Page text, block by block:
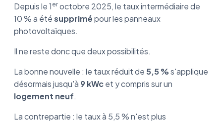
Depuis le 1 er octobre 2025, le taux intermédiaire de
10 % a étésupprimépour les panneaux
photovoltaïques.
Il ne reste donc que deux possibilités.
La bonne nouvelle : le taux réduit de 5,5 %s'applique
désormais jusqu'à 9 kWcet y compris sur un
logement neuf.
La contrepartie : le taux à 5,5 % n'est plus